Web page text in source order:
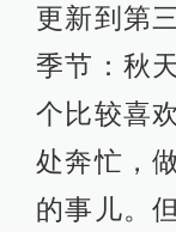
更新到第
季节：秋
个比较喜
处奔忙，
的事儿。